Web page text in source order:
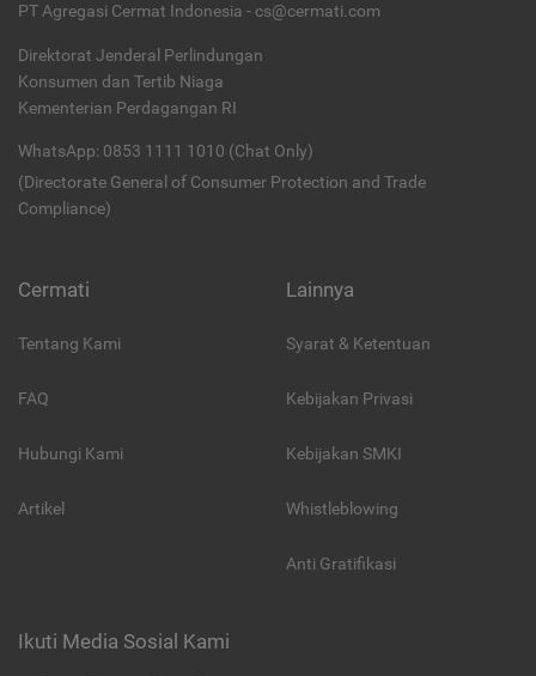
PT Agregasi Cermat Indonesia - cs@cermati.com
Direktorat Jenderal Perlindungan
Konsumen dan Tertib Niaga
Kementerian Perdagangan RI
WhatsApp: 0853 1111 1010 (Chat Only)
(Directorate General of Consumer Protection and Trade
Compliance)
Cermati
Tentang Kami
FAQ
Hubungi Kami
Artikel
Lainnya
Syarat & Ketentuan
Kebijakan Privasi
Kebijakan SMKI
Whistleblowing
Anti Gratifikasi
Ikuti Media Sosial Kami